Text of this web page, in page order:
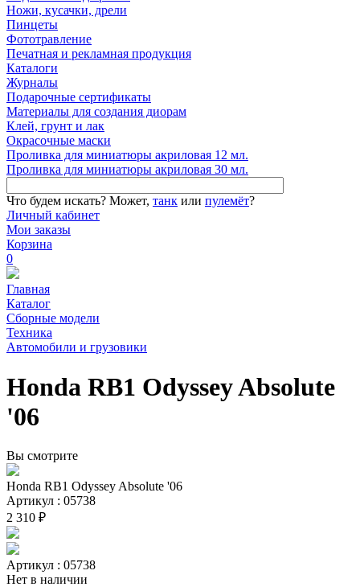
Ножи, кусачки, дрели
Пинцеты
Фототравление
Печатная и рекламная продукция
Каталоги
Журналы
Подарочные сертификаты
Материалы для создания диорам
Клей, грунт и лак
Окрасочные маски
Проливка для миниатюры акриловая 12 мл.
Проливка для миниатюры акриловая 30 мл.
Что будем искать? Может, танк или пулемёт?
Личный кабинет
Мои заказы
Корзина
0
Главная
Каталог
Сборные модели
Техника
Автомобили и грузовики
Honda RB1 Odyssey Absolute
'06
Вы смотрите
Honda RB1 Odyssey Absolute '06
Артикул : 05738
2 310 ₽
Артикул : 05738
Нет в наличии